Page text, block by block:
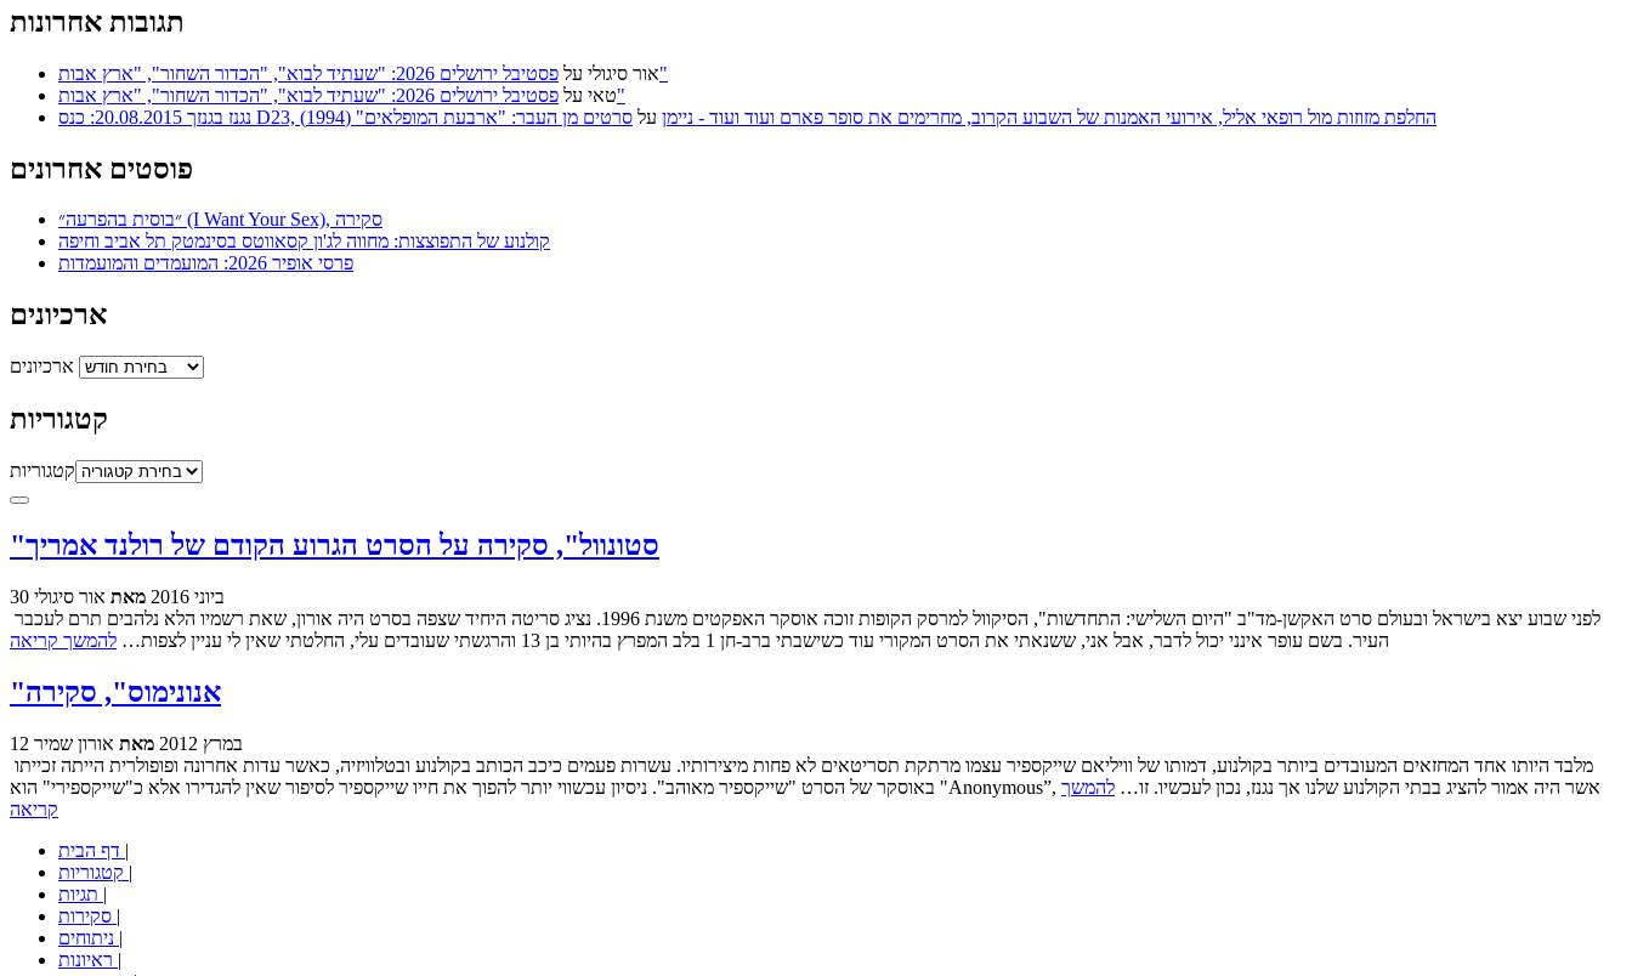
תגובות אחרונות
אור סיגולי על
פסטיבל ירושלים 2026: "שעתיד לבוא", "הכדור השחור", "ארץ אבות"
טאי על
פסטיבל ירושלים 2026: "שעתיד לבוא", "הכדור השחור", "ארץ אבות"
נגנז בגנזך 20.08.2015: כנס D23, החלפת מזוזות מול רופאי אליל, אירועי האמנות של השבוע הקרוב, מחרימים את סופר פארם ועוד ועוד - ניימן על סרטים מן העבר: "ארבעת המופלאים" (1994)
פוסטים אחרונים
״בוסית בהפרעה״ (I Want Your Sex), סקירה
קולנוע של התפוצצות: מחווה לג'ון קסאווטס בסינמטק תל אביב וחיפה
פרסי אופיר 2026: המועמדים והמועמדות
ארכיונים
ארכיונים
קטגוריות
קטגוריות
"סטונוול", סקירה על הסרט הגרוע הקודם של רולנד אמריך
30 ביוני 2016 מאת אור סיגולי
העיר. בשם עופר אינני יכול לדבר, אבל אני, ששנאתי את הסרט המקורי עוד כשישבתי ברב-חן 1 בלב המפרץ בהיותי בן 13 והרגשתי שעובדים עלי, החלטתי שאין לי עניין לצפות…
להמשך קריאה
"אנונימוס", סקירה
12 במרץ 2012 מאת אורון שמיר
באוסקר של הסרט "שייקספיר מאוהב". ניסיון עכשווי יותר להפוך את חייו שייקספיר לסיפור שאין להגדירו אלא כ"שייקספירי" הוא "Anonymous”, אשר היה אמור להציג בבתי הקולנוע שלנו אך נגנז, נכון לעכשיו. זו… להמשך
קריאה
|
|
|
|
|
|